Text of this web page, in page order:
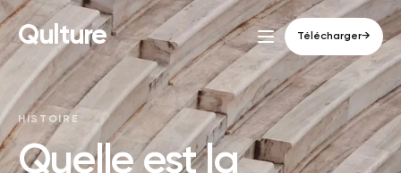
Qulture Télécharger→
HISTOIRE
Quelle est la